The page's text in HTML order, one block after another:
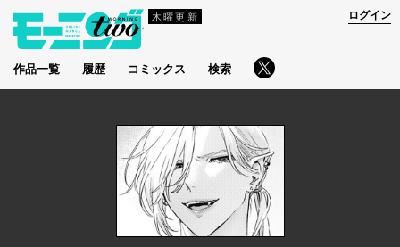
木曜更新
作品一覧 履歴 コミックス 検索
ログイン